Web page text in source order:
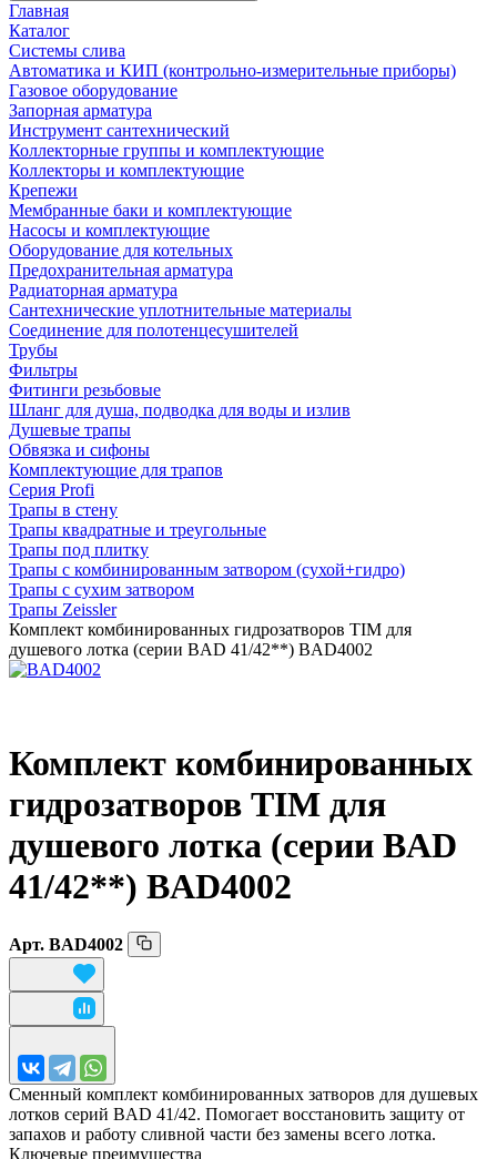
Главная
Каталог
Системы слива
Автоматика и КИП (контрольно-измерительные приборы)
Газовое оборудование
Запорная арматура
Инструмент сантехнический
Коллекторные группы и комплектующие
Коллекторы и комплектующие
Крепежи
Мембранные баки и комплектующие
Насосы и комплектующие
Оборудование для котельных
Предохранительная арматура
Радиаторная арматура
Сантехнические уплотнительные материалы
Соединение для полотенцесушителей
Трубы
Фильтры
Фитинги резьбовые
Шланг для душа, подводка для воды и излив
Душевые трапы
Обвязка и сифоны
Комплектующие для трапов
Серия Profi
Трапы в стену
Трапы квадратные и треугольные
Трапы под плитку
Трапы с комбинированным затвором (сухой+гидро)
Трапы с сухим затвором
Трапы Zeissler
Комплект комбинированных гидрозатворов TIM для
душевого лотка (серии BAD 41/42**) BAD4002
Комплект комбинированных
гидрозатворов TIM для
душевого лотка (серии BAD
41/42**) BAD4002
Арт. BAD4002
Сменный комплект комбинированных затворов для душевых
лотков серий BAD 41/42. Помогает восстановить защиту от
запахов и работу сливной части без замены всего лотка.
Ключевые преимущества